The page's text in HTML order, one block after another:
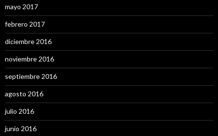
mayo 2017
febrero 2017
diciembre 2016
noviembre 2016
septiembre 2016
agosto 2016
julio 2016
junio 2016